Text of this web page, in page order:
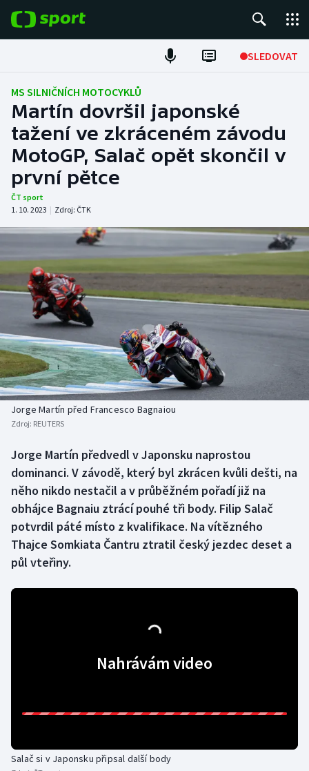
SLEDOVAT
Fotbal
Hokej
Tenis
Atletika
Americký fotbal
Baseball a softbal
Basketbal
Biatlon
Boby a skeleton
Box
Curling
Dostihy
Florbal
Jezdectví
Judo
NEPŘEHLÉDNĚTE
Soutěže
Historické návraty
Aplikace ČT sport
AZ kvíz
MS SILNIČNÍCH MOTOCYKLŮ
Martín dovršil japonské
tažení ve zkráceném závodu
MotoGP, Salač opět skončil v
první pětce
ČT sport
1. 10. 2023 | Zdroj: ČTK
Jorge Martín před Francesco Bagnaiou
Zdroj: REUTERS
Jorge Martín předvedl v Japonsku naprostou
dominanci. V závodě, který byl zkrácen kvůli dešti, na
něho nikdo nestačil a v průběžném pořadí již na
obhájce Bagnaiu ztrácí pouhé tři body. Filip Salač
potvrdil páté místo z kvalifikace. Na vítězného
Thajce Somkiata Čantru ztratil český jezdec deset a
půl vteřiny.
Nahrávám video
Salač si v Japonsku připsal další body